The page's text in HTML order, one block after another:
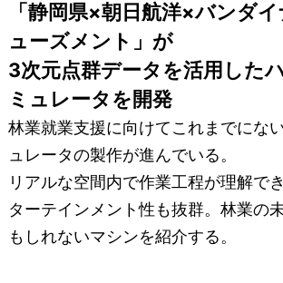
「静岡県×朝日航洋×バンダ
ューズメント」が
3次元点群データを活用した
ミュレータを開発
林業就業支援に向けてこれまでにな
ュレータの製作が進んでいる。
リアルな空間内で作業工程が理解で
ターテインメント性も抜群。林業の
もしれないマシンを紹介する。